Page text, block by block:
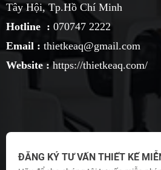
Tây Hội, Tp.Hồ Chí Minh
Hotline : 070747 2222
Email : thietkeaq@gmail.com
Website : https://thietkeaq.com/
ĐĂNG KÝ TƯ VẤN THIẾT KẾ